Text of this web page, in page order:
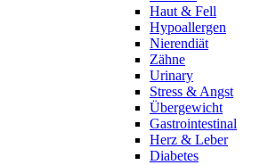
Haut & Fell
Hypoallergen
Nierendiät
Zähne
Urinary
Stress & Angst
Übergewicht
Gastrointestinal
Herz & Leber
Diabetes